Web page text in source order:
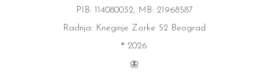
PIB: 114080032, MB: 21968587
Radnja: Kneginje Zorke 52 Beograd
® 2026
🦋